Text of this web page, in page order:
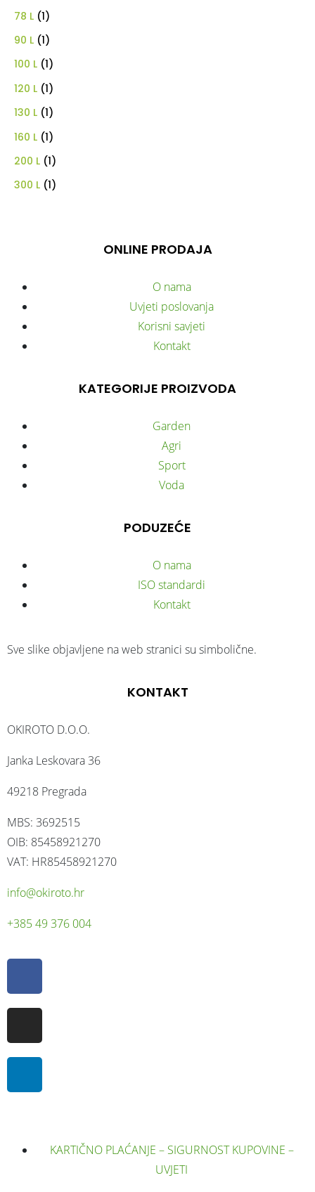
78 L (1)
90 L (1)
100 L (1)
120 L (1)
130 L (1)
160 L (1)
200 L (1)
300 L (1)
ONLINE PRODAJA
O nama
Uvjeti poslovanja
Korisni savjeti
Kontakt
KATEGORIJE PROIZVODA
Garden
Agri
Sport
Voda
PODUZEĆE
O nama
ISO standardi
Kontakt
Sve slike objavljene na web stranici su simbolične.
KONTAKT
OKIROTO D.O.O.
Janka Leskovara 36
49218 Pregrada
MBS: 3692515
OIB: 85458921270
VAT: HR85458921270
info@okiroto.hr
+385 49 376 004
KARTIČNO PLAĆANJE – SIGURNOST KUPOVINE –
UVJETI